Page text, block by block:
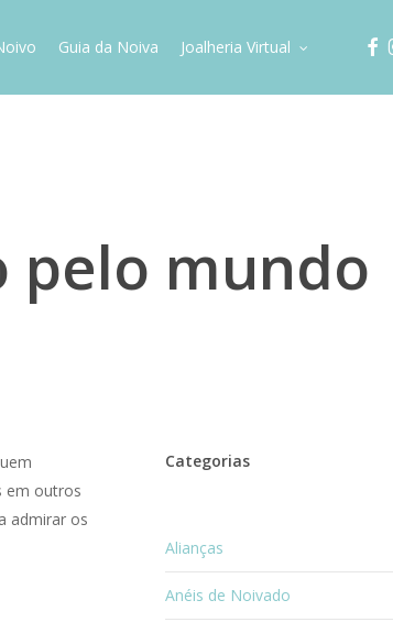
Guia da Noiva Joalheria Virtual
pelo mundo
em outros
admirar os
Categorias
Alianças
Anéis de Noivado